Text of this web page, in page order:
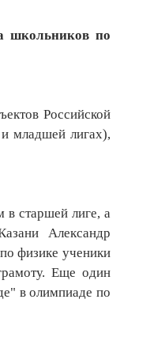
школьников по
Российской
младшей лигах),
старшей лиге, а
Александр
физике ученики
Еще один
в олимпиаде по